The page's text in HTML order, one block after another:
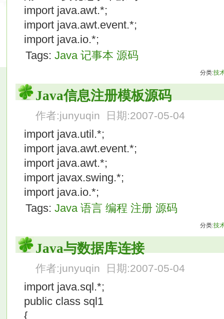
import java.awt.*;
import java.awt.event.*;
import java.io.*;
Tags: Java 记事本 源码
分类:技
Java信息注册模板源码
作者:junyuqin 日期:2007-05-04
import java.util.*;
import java.awt.event.*;
import java.awt.*;
import javax.swing.*;
import java.io.*;
Tags: Java 语言 编程 注册 源码
分类:技
Java与数据库连接
作者:junyuqin 日期:2007-05-04
import java.sql.*;
public class sql1
{